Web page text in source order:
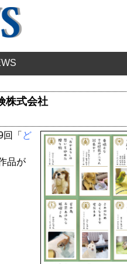
株式会社
「 ど
品が